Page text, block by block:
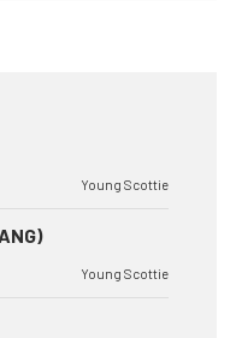
Young Scottie
Young Scottie